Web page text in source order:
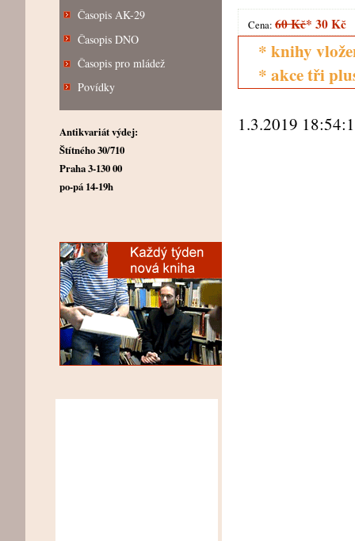
Časopis AK-29
Časopis DNO
Časopis pro mládež
Povídky
Antikvariát výdej:
Štítného 30/710
Praha 3-130 00
po-pá 14-19h
Cena:60 Kč* 30 Kč
* knihy
* akce tři
1.3.2019